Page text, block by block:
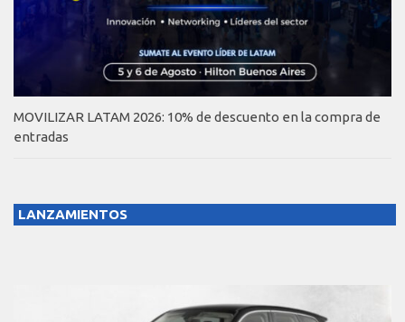
MOVILIZAR LATAM 2026: 10% de descuento en la compra de
entradas
LANZAMIENTOS